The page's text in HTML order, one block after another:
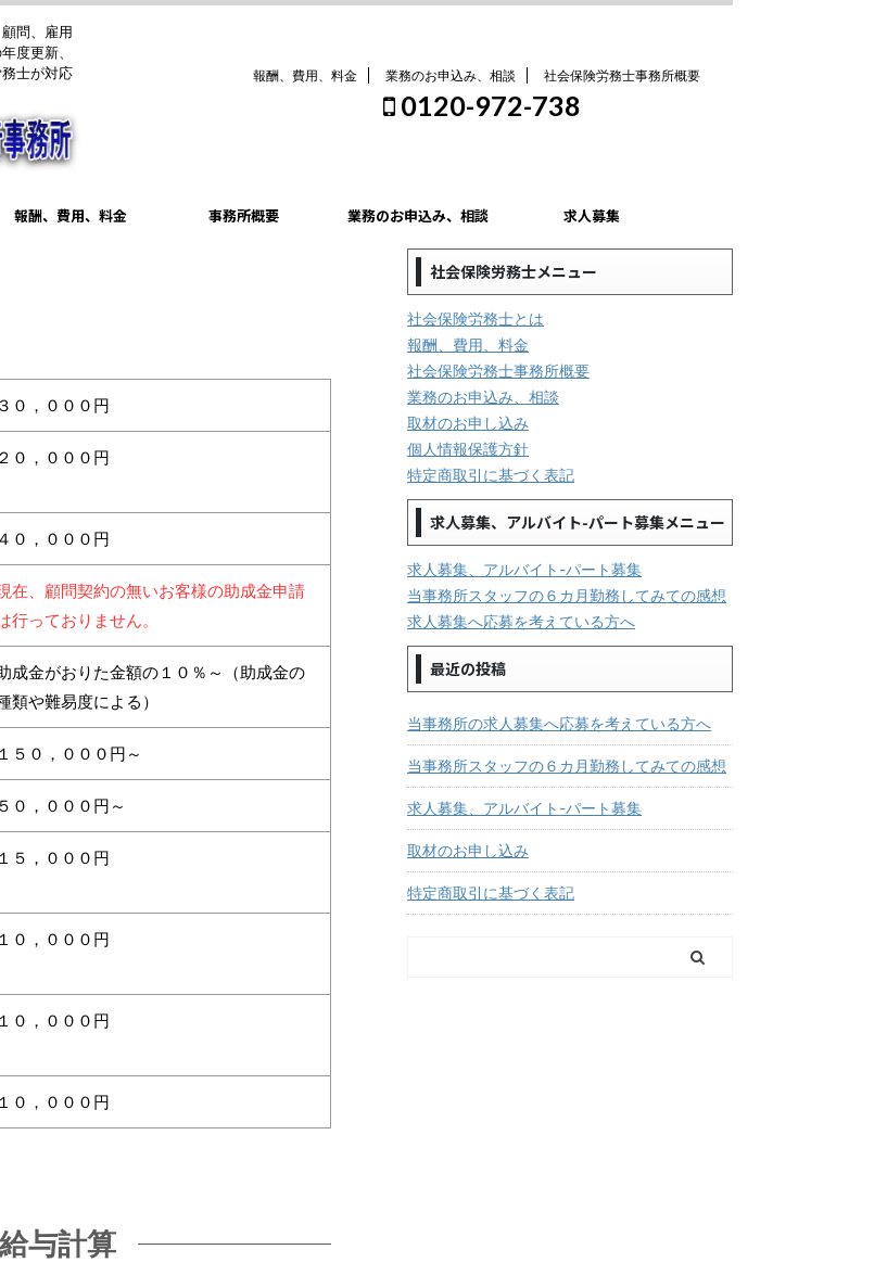
問、雇用
度更新、
士が対応
報酬、費用、料金 業務のお申込み、相談 社会保険労務士事務所概要
0120-972-738
報酬、費用、料金 事務所概要 業務のお申込み、相談 求人募集
３０，０００円
２０，０００円
４０，０００円
在、顧問契約の無いお客様の助成金申請
行っておりません。
成金がおりた金額の１０％～（助成金の
類や難易度による）
１５０，０００円～
５０，０００円～
１５，０００円
１０，０００円
１０，０００円
１０，０００円
与計算
社会保険労務士メニュー
社会保険労務士とは
報酬、費用、料金
社会保険労務士事務所概要
業務のお申込み、相談
取材のお申し込み
個人情報保護方針
特定商取引に基づく表記
求人募集、アルバイト-パート募集メニュー
求人募集、アルバイト-パート募集
当事務所スタッフの６カ月勤務してみての感想
求人募集へ応募を考えている方へ
最近の投稿
当事務所の求人募集へ応募を考えている方へ
当事務所スタッフの６カ月勤務してみての感想
求人募集、アルバイト-パート募集
取材のお申し込み
特定商取引に基づく表記